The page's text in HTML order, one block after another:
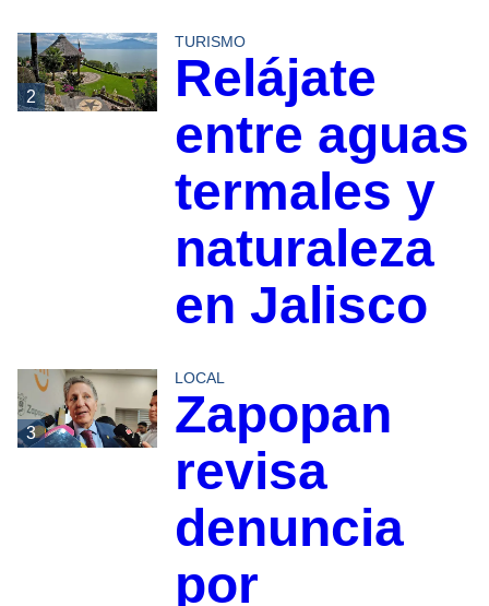
2
TURISMO
Relájate
entre aguas
termales y
naturaleza
en Jalisco
3
LOCAL
Zapopan
revisa
denuncia
por